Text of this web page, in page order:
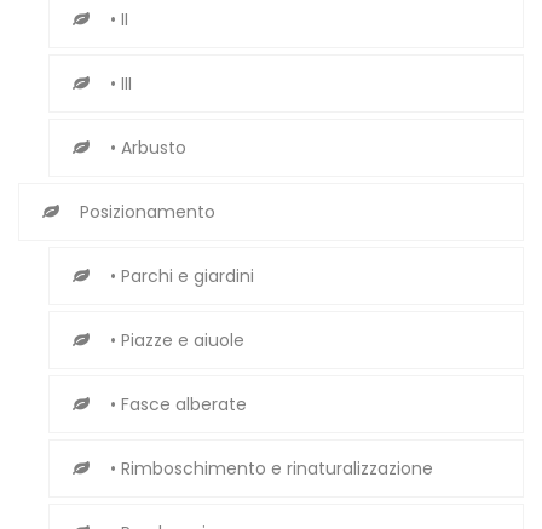
• II
• III
• Arbusto
Posizionamento
• Parchi e giardini
• Piazze e aiuole
• Fasce alberate
• Rimboschimento e rinaturalizzazione